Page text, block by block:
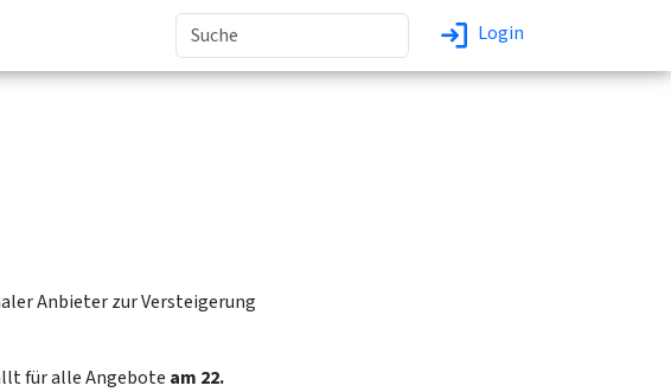
Login
Anbieter zur Versteigerung
für alle Angebote am 22.